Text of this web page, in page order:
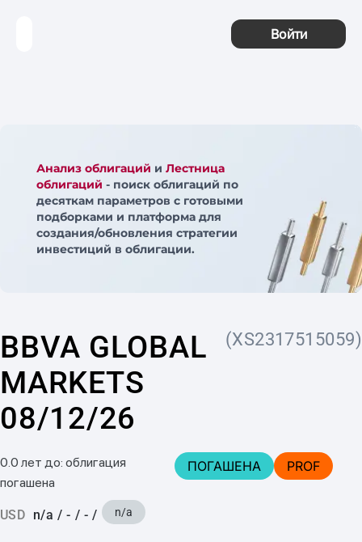
Войти
Анализ облигаций и Лестница
облигаций - поиск облигаций по
десяткам параметров с готовыми
подборками и платформа для
создания/обновления стратегии
инвестиций в облигации.
BBVA GLOBAL
MARKETS
08/12/26
(XS2317515059)
0.0 лет до: облигация
погашена
ПОГАШЕНА PROF
USD n/a / - / - / n/a